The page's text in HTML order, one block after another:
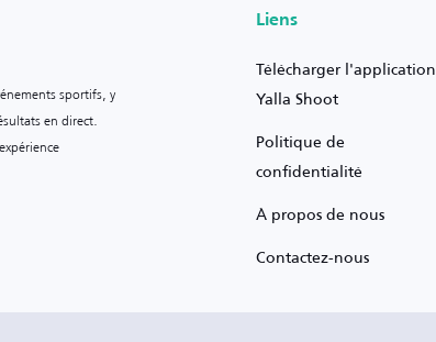
sportifs, y
en direct.
Liens
Télécharger l'application
Yalla Shoot
Politique de
confidentialité
À propos de nous
Contactez-nous